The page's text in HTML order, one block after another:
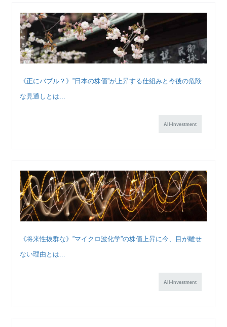
《正にバブル？》”日本の株価”が上昇する仕組みと今後の危険
な見通しとは...
All-Investment
《将来性抜群な》”マイクロ波化学”の株価上昇に今、目が離せ
ない理由とは...
All-Investment